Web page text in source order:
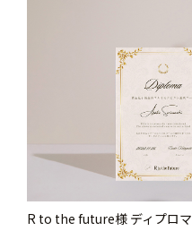
R to the future様 ディプロマ